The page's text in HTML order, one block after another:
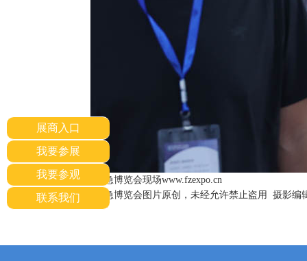
北京国际应急博览会现场www.fzexpo.cn
北京国际应急博览会图片原创，未经允许禁止盗用 摄影
展商入口
我要参展
我要参观
联系我们